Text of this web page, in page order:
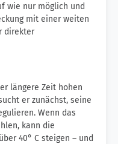
wie nur möglich und
mit einer weiten
direkter
längere Zeit hohen
er zunächst, seine
Wenn das
kann die
40° C steigen – und